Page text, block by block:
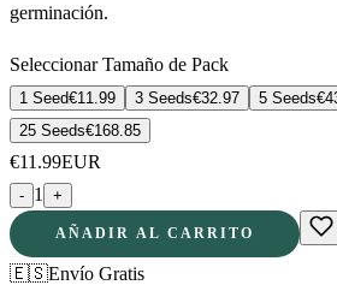
germinación.
Seleccionar Tamaño de Pack
1 Seed€11.99 3 Seeds€32.97 5 Seeds€
25 Seeds€168.85
€11.99EUR
- 1 +
AÑADIR AL CARRITO
🇪🇸Envío Gratis